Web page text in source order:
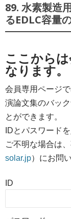
89. 水素製造
るEDLC容量
ここから
なります。
会員専用ページ
演論文集のバッ
とができます。
IDとパスワード
ご不明な場合は
solar.jp）にお問
ID